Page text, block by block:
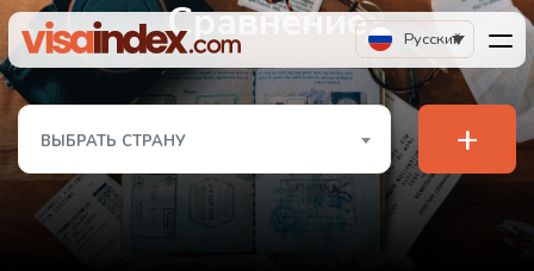
Русский
Сравнение
ВЫБРАТЬ СТРАНУ +